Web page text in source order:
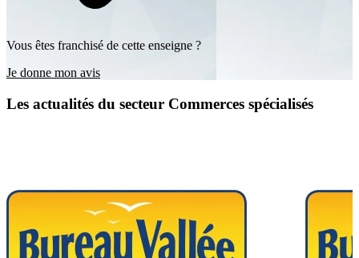
Vous êtes franchisé de cette enseigne ?
Je donne mon avis
Les actualités du secteur Commerces spécialisés